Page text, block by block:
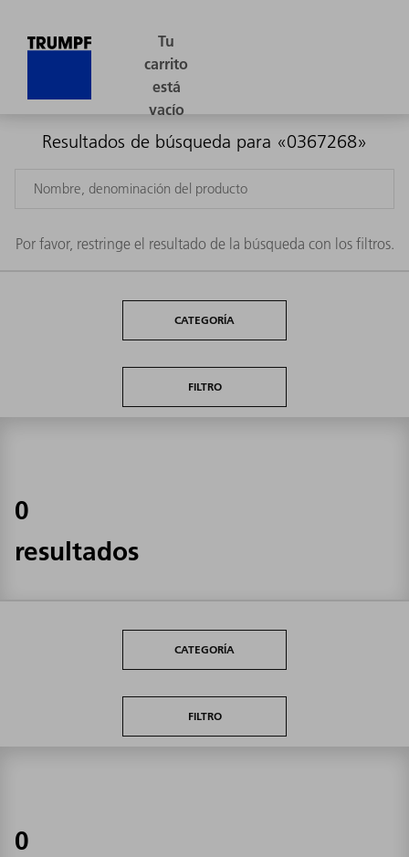
Resultados de búsqueda para «0367268»
Por favor, restringe el resultado de la búsqueda con los filtros.
CATEGORÍA
FILTRO
0
resultados
CATEGORÍA
FILTRO
0